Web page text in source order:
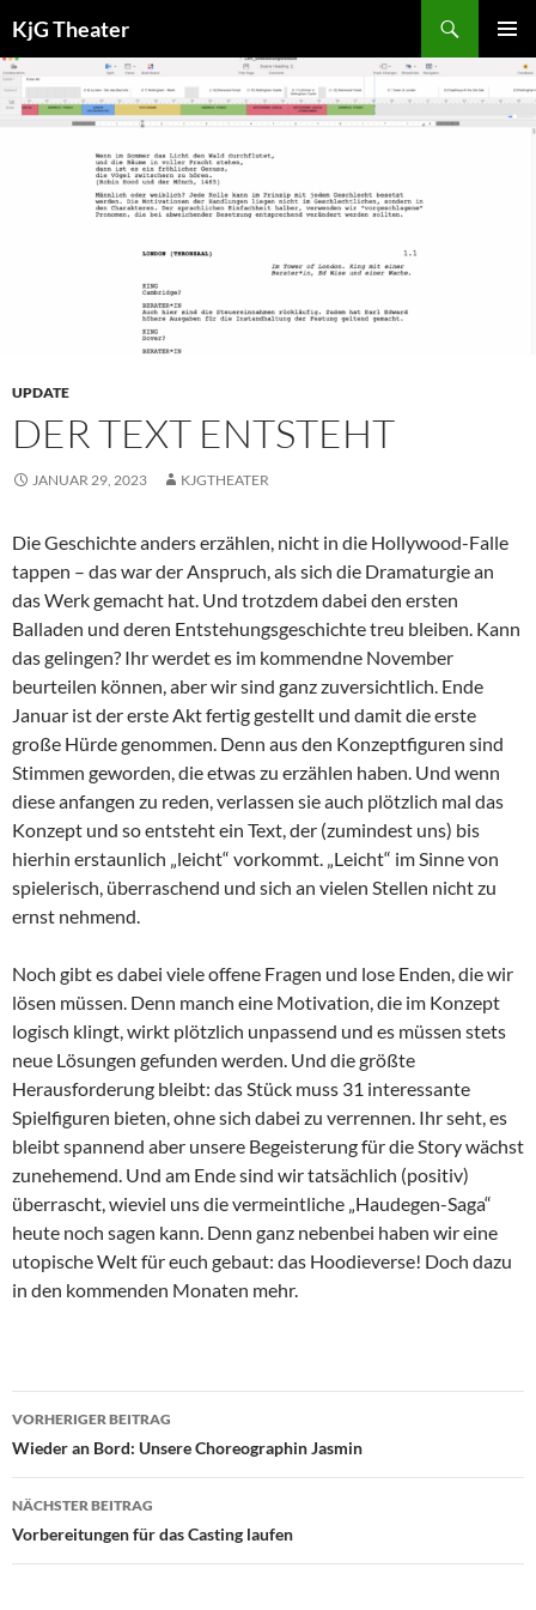
Inhalt
springen
KjG Theater
MENÜ
UPDATE
DER TEXT ENTSTEHT
JANUAR 29, 2023 KJGTHEATER
Die Geschichte anders erzählen, nicht in die Hollywood-Falle
tappen – das war der Anspruch, als sich die Dramaturgie an
das Werk gemacht hat. Und trotzdem dabei den ersten
Balladen und deren Entstehungsgeschichte treu bleiben. Kann
das gelingen? Ihr werdet es im kommendne November
beurteilen können, aber wir sind ganz zuversichtlich. Ende
Januar ist der erste Akt fertig gestellt und damit die erste
große Hürde genommen. Denn aus den Konzeptfiguren sind
Stimmen geworden, die etwas zu erzählen haben. Und wenn
diese anfangen zu reden, verlassen sie auch plötzlich mal das
Konzept und so entsteht ein Text, der (zumindest uns) bis
hierhin erstaunlich „leicht“ vorkommt. „Leicht“ im Sinne von
spielerisch, überraschend und sich an vielen Stellen nicht zu
ernst nehmend.
Noch gibt es dabei viele offene Fragen und lose Enden, die wir
lösen müssen. Denn manch eine Motivation, die im Konzept
logisch klingt, wirkt plötzlich unpassend und es müssen stets
neue Lösungen gefunden werden. Und die größte
Herausforderung bleibt: das Stück muss 31 interessante
Spielfiguren bieten, ohne sich dabei zu verrennen. Ihr seht, es
bleibt spannend aber unsere Begeisterung für die Story wächst
zunehemend. Und am Ende sind wir tatsächlich (positiv)
überrascht, wieviel uns die vermeintliche „Haudegen-Saga“
heute noch sagen kann. Denn ganz nebenbei haben wir eine
utopische Welt für euch gebaut: das Hoodieverse! Doch dazu
in den kommenden Monaten mehr.
Beitragsnavigation
VORHERIGER BEITRAG
Wieder an Bord: Unsere Choreographin Jasmin
NÄCHSTER BEITRAG
Vorbereitungen für das Casting laufen